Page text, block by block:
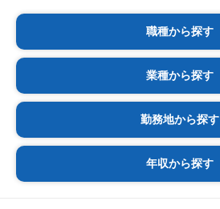
職種から探す
業種から探す
勤務地から探す
年収から探す